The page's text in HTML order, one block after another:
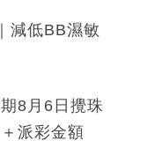
減低BB濕敏
8月6日攪珠
派彩金額